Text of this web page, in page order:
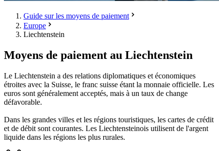
Guide sur les moyens de paiement
Europe
Liechtenstein
Moyens de paiement au Liechtenstein
Le Liechtenstein a des relations diplomatiques et économiques
étroites avec la Suisse, le franc suisse étant la monnaie officielle. Les
euros sont généralement acceptés, mais à un taux de change
défavorable.
Dans les grandes villes et les régions touristiques, les cartes de crédit
et de débit sont courantes. Les Liechtensteinois utilisent de l'argent
liquide dans les régions les plus rurales.